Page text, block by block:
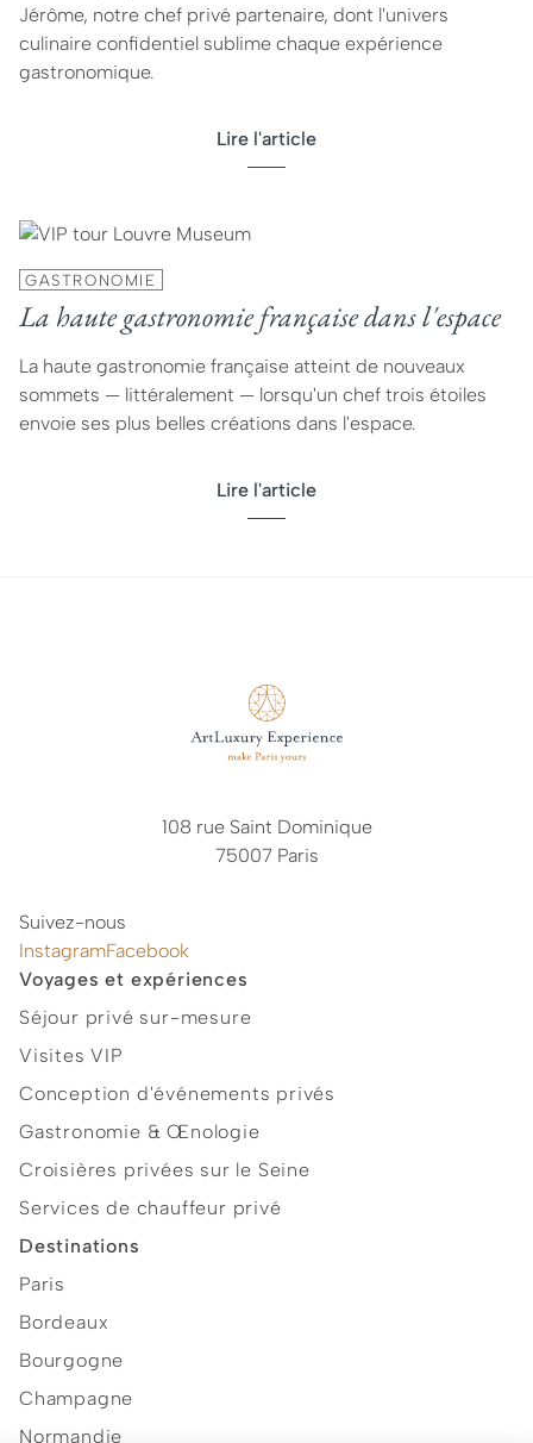
Jérôme, notre chef privé partenaire, dont l'univers
culinaire confidentiel sublime chaque expérience
gastronomique.
Lire l'article
GASTRONOMIE
La haute gastronomie française dans l'espace
La haute gastronomie française atteint de nouveaux
sommets — littéralement — lorsqu'un chef trois étoiles
envoie ses plus belles créations dans l'espace.
Lire l'article
108 rue Saint Dominique
75007 Paris
Suivez-nous
InstagramFacebook
Voyages et expériences
Séjour privé sur-mesure
Visites VIP
Conception d'événements privés
Gastronomie & Œnologie
Croisières privées sur le Seine
Services de chauffeur privé
Destinations
Paris
Bordeaux
Bourgogne
Champagne
Normandie